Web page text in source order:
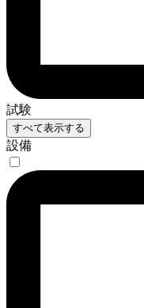
試験
すべて表示する
設備